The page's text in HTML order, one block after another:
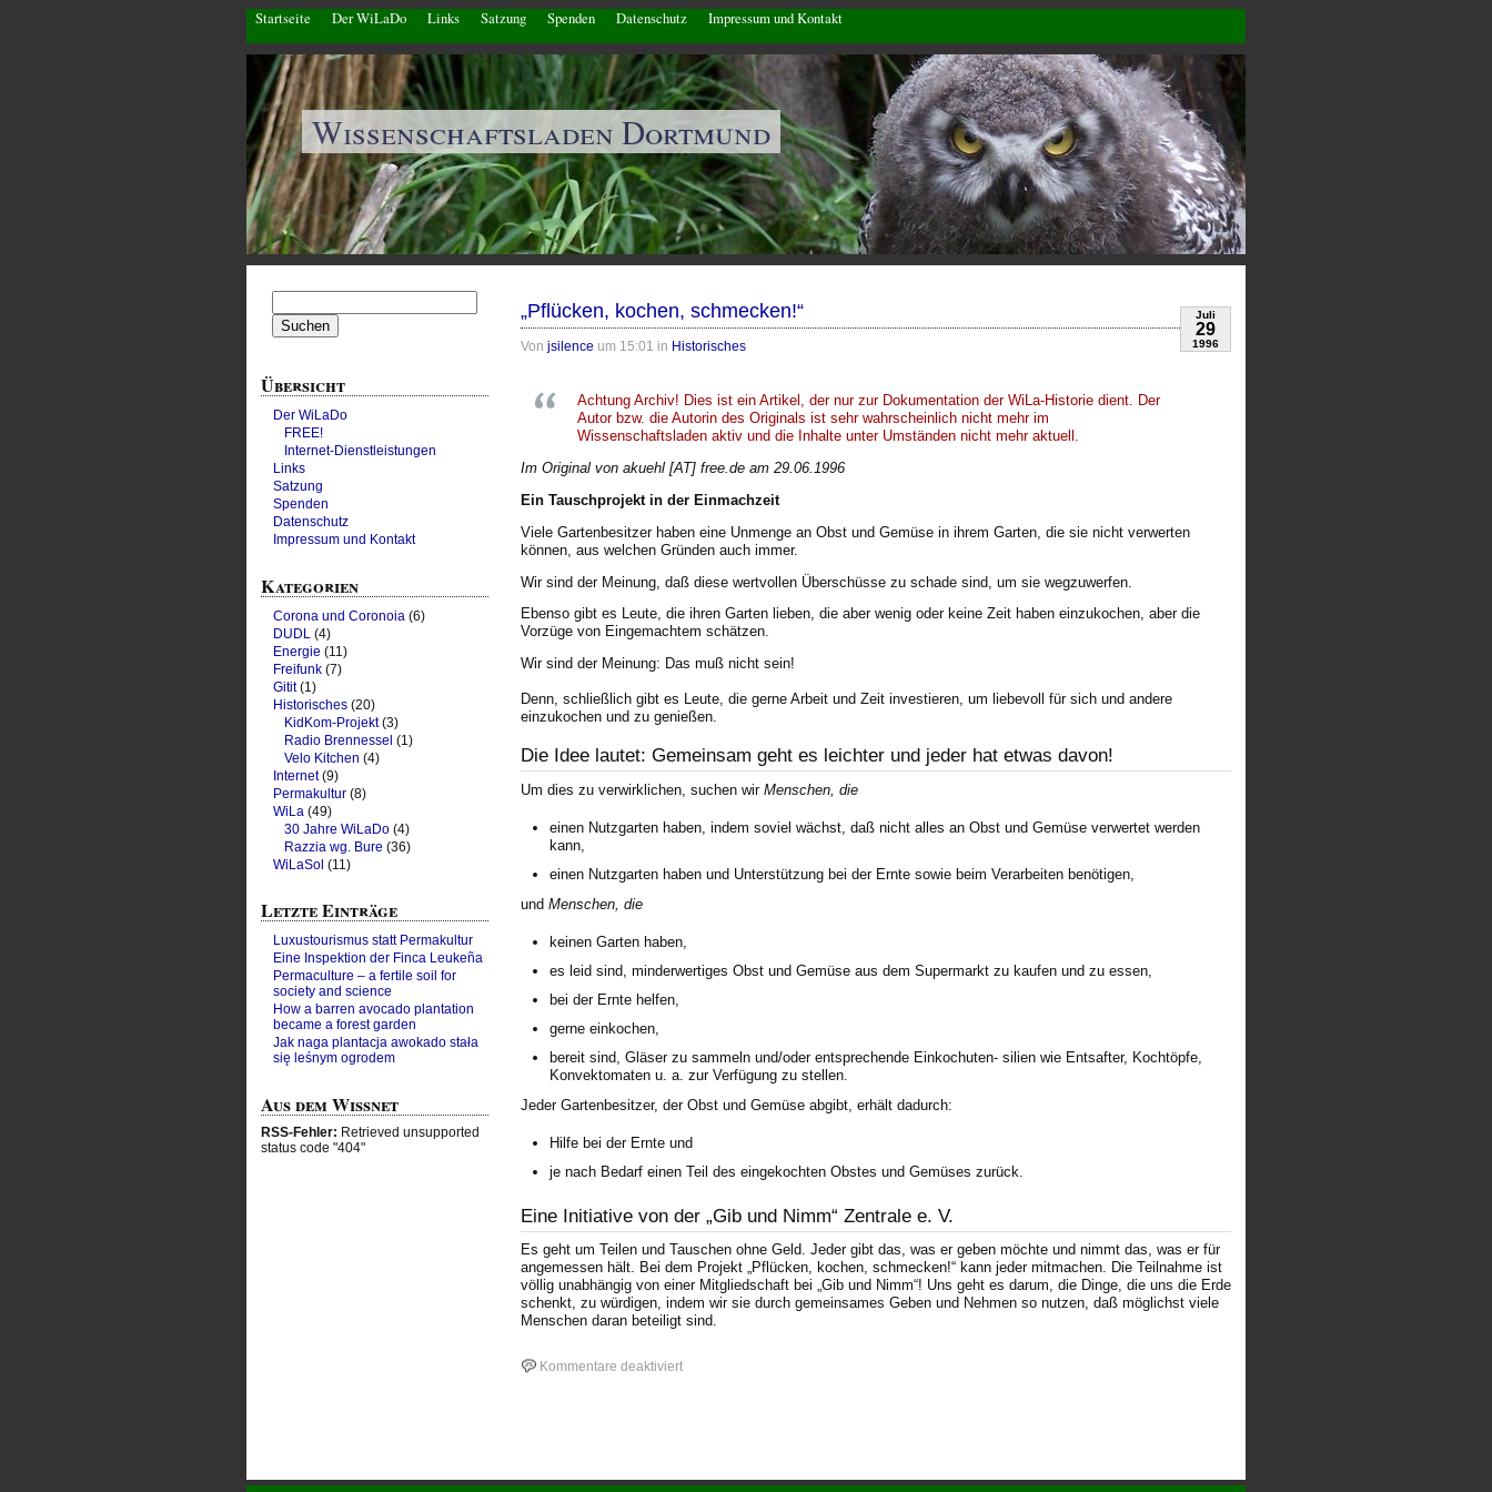
Startseite Der WiLaDo Links Satzung Spenden Datenschutz Impressum und Kontakt
Wissenschaftsladen Dortmund
Juli
29
1996
„Pflücken, kochen, schmecken!“
Von jsilence um 15:01 in Historisches
Achtung Archiv! Dies ist ein Artikel, der nur zur Dokumentation der WiLa-Historie dient. Der
Autor bzw. die Autorin des Originals ist sehr wahrscheinlich nicht mehr im
Wissenschaftsladen aktiv und die Inhalte unter Umständen nicht mehr aktuell.
Im Original von akuehl [AT] free.de am 29.06.1996
Ein Tauschprojekt in der Einmachzeit
Viele Gartenbesitzer haben eine Unmenge an Obst und Gemüse in ihrem Garten, die sie nicht verwerten
können, aus welchen Gründen auch immer.
Wir sind der Meinung, daß diese wertvollen Überschüsse zu schade sind, um sie wegzuwerfen.
Ebenso gibt es Leute, die ihren Garten lieben, die aber wenig oder keine Zeit haben einzukochen, aber die
Vorzüge von Eingemachtem schätzen.
Wir sind der Meinung: Das muß nicht sein!
Denn, schließlich gibt es Leute, die gerne Arbeit und Zeit investieren, um liebevoll für sich und andere
einzukochen und zu genießen.
Die Idee lautet: Gemeinsam geht es leichter und jeder hat etwas davon!
Um dies zu verwirklichen, suchen wir Menschen, die
einen Nutzgarten haben, indem soviel wächst, daß nicht alles an Obst und Gemüse verwertet werden
kann,
einen Nutzgarten haben und Unterstützung bei der Ernte sowie beim Verarbeiten benötigen,
und Menschen, die
keinen Garten haben,
es leid sind, minderwertiges Obst und Gemüse aus dem Supermarkt zu kaufen und zu essen,
bei der Ernte helfen,
gerne einkochen,
bereit sind, Gläser zu sammeln und/oder entsprechende Einkochuten- silien wie Entsafter, Kochtöpfe,
Konvektomaten u. a. zur Verfügung zu stellen.
Jeder Gartenbesitzer, der Obst und Gemüse abgibt, erhält dadurch:
Hilfe bei der Ernte und
je nach Bedarf einen Teil des eingekochten Obstes und Gemüses zurück.
Eine Initiative von der „Gib und Nimm“ Zentrale e. V.
Es geht um Teilen und Tauschen ohne Geld. Jeder gibt das, was er geben möchte und nimmt das, was er für
angemessen hält. Bei dem Projekt „Pflücken, kochen, schmecken!“ kann jeder mitmachen. Die Teilnahme ist
völlig unabhängig von einer Mitgliedschaft bei „Gib und Nimm“! Uns geht es darum, die Dinge, die uns die Erde
schenkt, zu würdigen, indem wir sie durch gemeinsames Geben und Nehmen so nutzen, daß möglichst viele
Menschen daran beteiligt sind.
Kommentare deaktiviertfür
nach:
Übersicht
Der WiLaDo
FREE!
Internet-Dienstleistungen
Links
Satzung
Spenden
Datenschutz
Impressum und Kontakt
Kategorien
Corona und Coronoia (6)
DUDL
(4)
Energie (11)
Freifunk(7)
Gitit(1)
Historisches(20)
KidKom-Projekt(3)
Radio Brennessel (1)
Velo Kitchen (4)
Internet(9)
Permakultur(8)
WiLa (49)
30 Jahre WiLaDo(4)
Razzia wg. Bure (36)
WiLaSol (11)
Letzte Einträge
Luxustourismus statt Permakultur
Eine Inspektion der Finca Leukeña
Permaculture – a fertile soil for
society and science
How a barren avocado plantation
became a forest garden
Jak naga plantacja awokado stała
się leśnym ogrodem
Aus dem Wissnet
RSS-Fehler: Retrieved unsupported
status code "404"